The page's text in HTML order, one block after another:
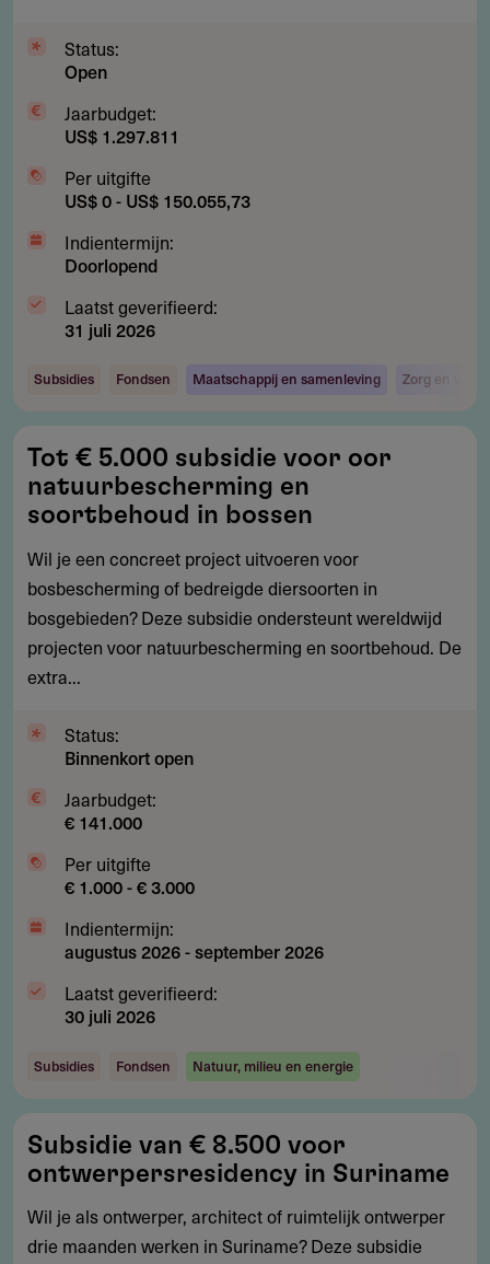
Status:
Open
Jaarbudget:
US$ 1.297.811
Per uitgifte
US$ 0 - US$ 150.055,73
Indientermijn:
Doorlopend
Laatst geverifieerd:
31 juli 2026
Subsidies Fondsen Maatschappij en samenleving Zorg en
€
5.000
subsidie
voor
oor
natuurbescherming
en
soortbehoud
bossen
Tot € 5.000 subsidie voor oor
natuurbescherming en
soortbehoud in bossen
Wil je een concreet project uitvoeren voor
bosbescherming of bedreigde diersoorten in
bosgebieden? Deze subsidie ondersteunt wereldwijd
projecten voor natuurbescherming en soortbehoud. De
extra...
Status:
Binnenkort open
Jaarbudget:
€ 141.000
Per uitgifte
€ 1.000 - € 3.000
Indientermijn:
augustus 2026-september 2026
Laatst geverifieerd:
30 juli 2026
Subsidies Fondsen Natuur, milieu en energie
van
€
8.500
voor
Subsidie van € 8.500 voor
ontwerpersresidency in Suriname
Wil je als ontwerper, architect of ruimtelijk ontwerper
drie maanden werken in Suriname? Deze subsidie